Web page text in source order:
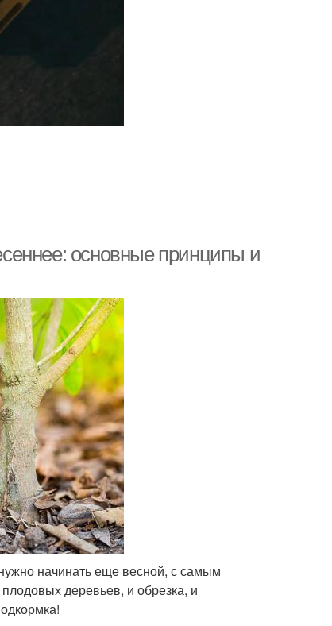
основные принципы и
начинать еще весной, с самым
деревьев, и обрезка, и